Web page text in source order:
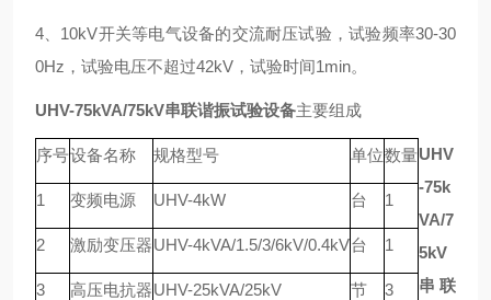
4、10kV开关等电气设备的交流耐压试验，试验频率30-30
0Hz，试验电压不超过42kV，试验时间1min。
UHV-75kVA/75kV串联谐振试验设备主要组成
序号设备名称 规格型号 单位数量
1 变频电源 UHV-4kW 台 1
2 激励变压器UHV-4kVA/1.5/3/6kV/0.4kV台 1
3 高压电抗器UHV-25kVA/25kV 节 3
UHV
-75k
VA/7
5kV
串联